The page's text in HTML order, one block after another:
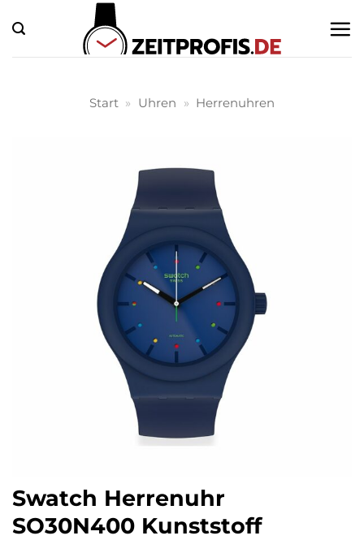
Inhalt
springen
Start » Uhren » Herrenuhren
Swatch Herrenuhr
SO30N400 Kunststoff